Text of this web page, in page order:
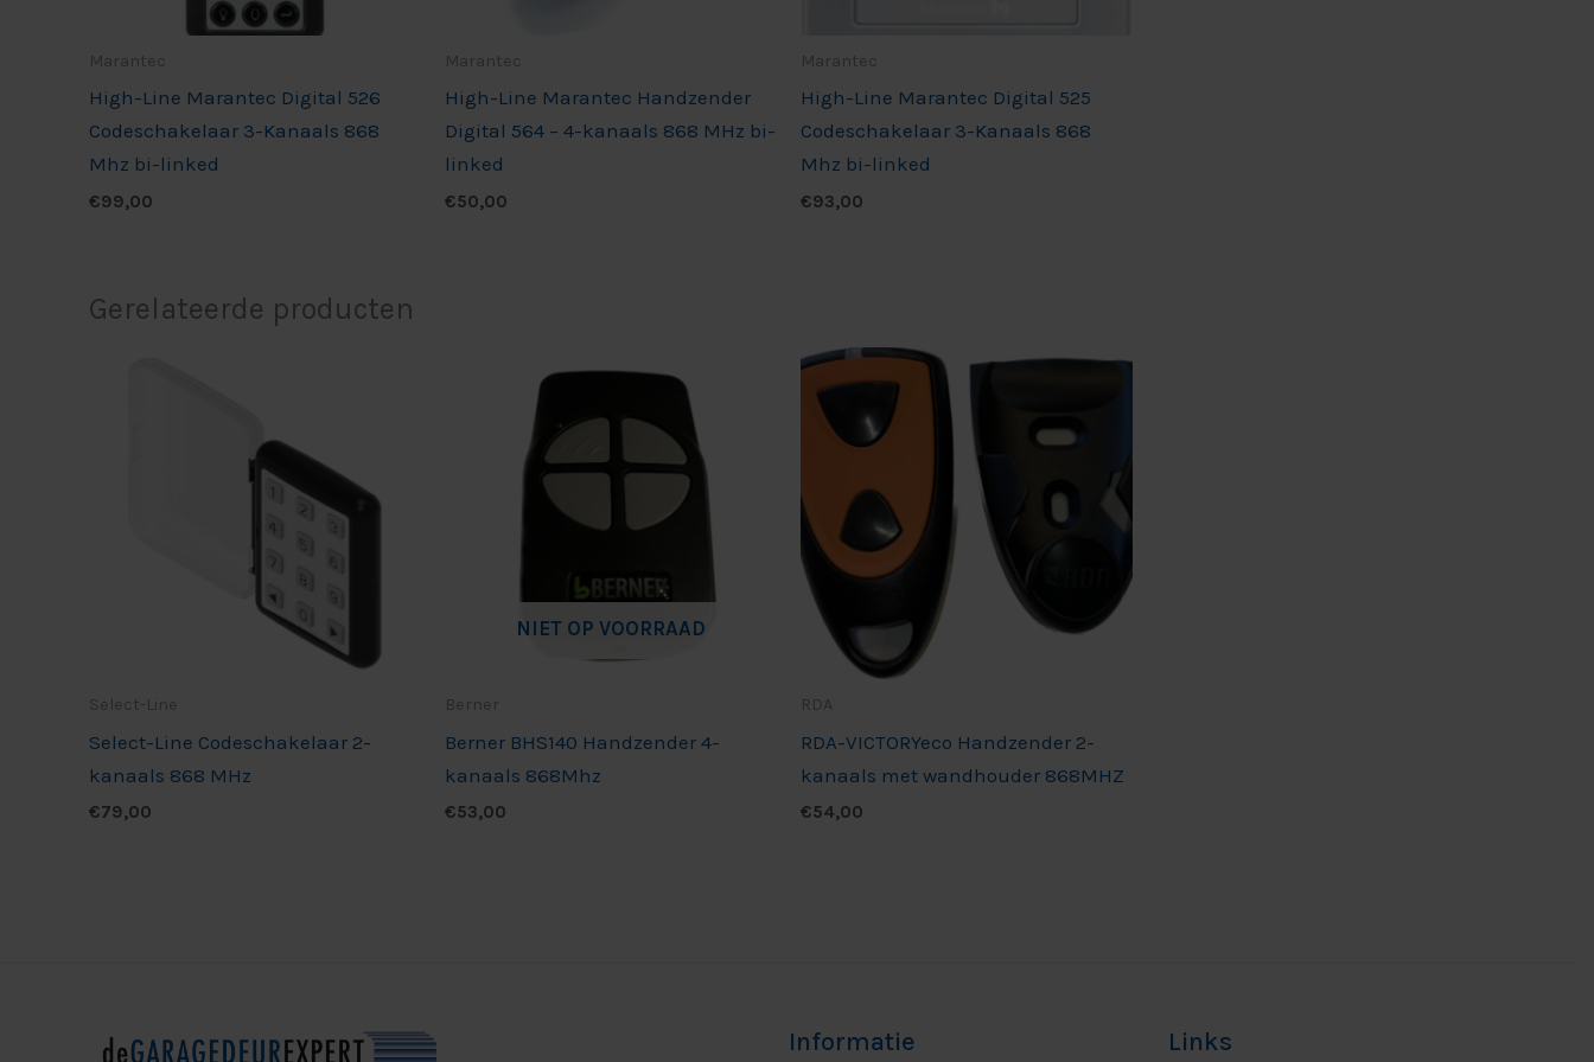
Marantec
High-Line Marantec Digital 526
Codeschakelaar 3-Kanaals 868
Mhz bi-linked
€99,00
Marantec
High-Line Marantec Handzender
Digital 564 – 4-kanaals 868 MHz bi-
linked
€50,00
Marantec
High-Line Marantec Digital 525
Codeschakelaar 3-Kanaals 868
Mhz bi-linked
€93,00
Gerelateerde producten
Select-Line
Select-Line Codeschakelaar 2-
kanaals 868 MHz
€79,00
NIET OP VOORRAAD
Berner
Berner BHS140 Handzender 4-
kanaals 868Mhz
€53,00
RDA
RDA-VICTORYeco Handzender 2-
kanaals met wandhouder 868MHZ
€54,00
Informatie Links